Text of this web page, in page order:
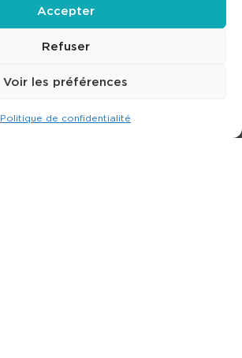
Accepter
Refuser
Voir les préférences
Politique de confidentialité